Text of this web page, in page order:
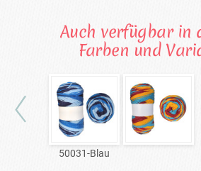
Auch verfügbar in
Farben und
50031-Blau